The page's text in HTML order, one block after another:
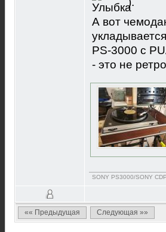
А вот
PS-3000 с
- это не
SONY PS3000/SONY
«« Предыдущая Следующая »»